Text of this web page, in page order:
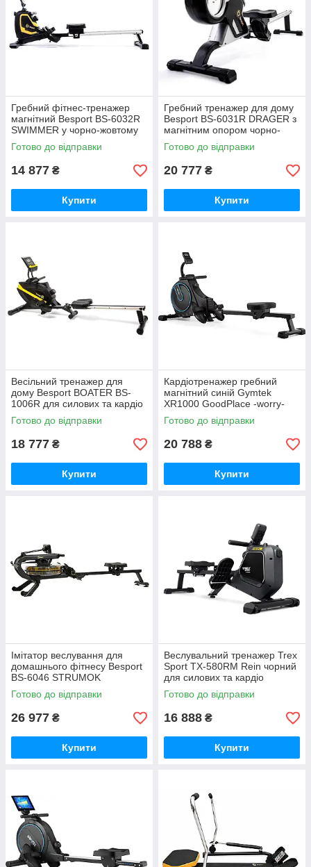
Гребний фітнес-тренажер
магнітний Besport BS-6032R
SWIMMER у чорно-жовтому
кольорі GoodPlace -worry-
free-shopping-
Готово до відправки
14 877 ₴
Купити
Гребний тренажер для дому
Besport BS-6031R DRAGER з
магнітним опором чорно-
жовтий GoodPlace -worry-
free-shopping-
Готово до відправки
20 777 ₴
Купити
Весільний тренажер для
дому Besport BOATER BS-
1006R для силових та кардіо
навантажень GoodPlace -
worry-free-shopping-
Готово до відправки
18 777 ₴
Купити
Кардіотренажер гребний
магнітний синій Gymtek
XR1000 GoodPlace -worry-
free-shopping-
Готово до відправки
20 788 ₴
Купити
Імітатор веслування для
домашнього фітнесу Besport
BS-6046 STRUMOK
GoodPlace -worry-free-
shopping-
Готово до відправки
26 977 ₴
Купити
Веслувальний тренажер Trex
Sport TX-580RM Rein чорний
для силових та кардіо
навантажень GoodPlace -
worry-free-shopping-
Готово до відправки
16 888 ₴
Купити